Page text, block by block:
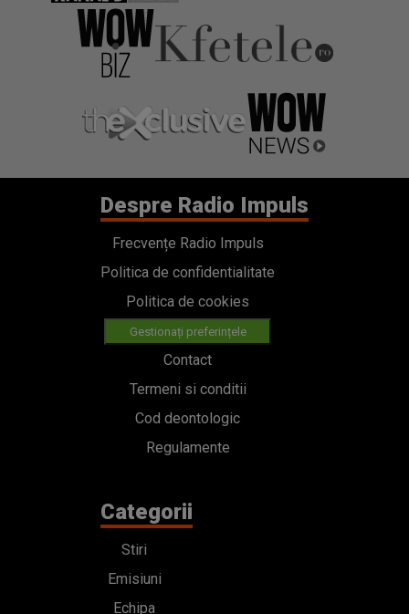
Despre Radio Impuls
Frecvențe Radio Impuls
Politica de confidentialitate
Politica de cookies
Gestionați preferințele
Contact
Termeni si conditii
Cod deontologic
Regulamente
Categorii
Stiri
Emisiuni
Echipa